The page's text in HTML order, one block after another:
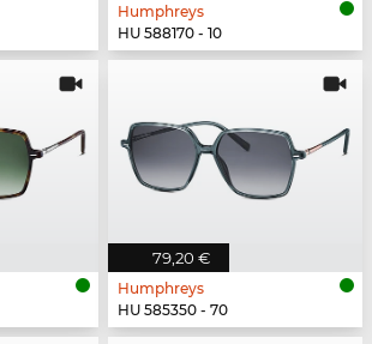
Humphreys
HU 588170 - 10
79,20 €
Humphreys
HU 585350 - 70